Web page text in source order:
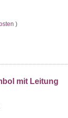
)
mit Leitung